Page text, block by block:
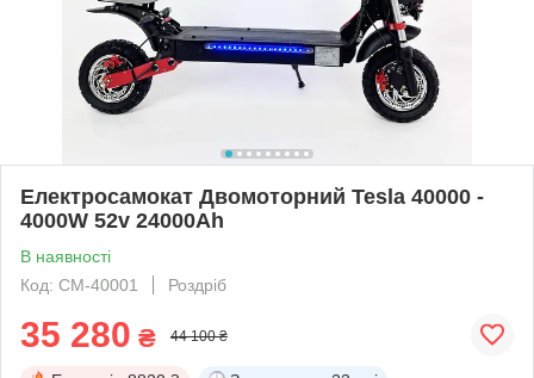
Електросамокат Двомоторний Tesla 40000 -
4000W 52v 24000Ah
В наявності
Код: CM-40001
Роздріб
35 280 ₴ 44 100 ₴